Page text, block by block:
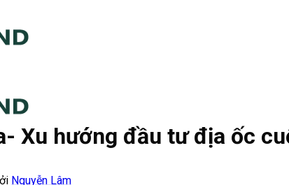
Xu hướng đầu tư địa ốc
Nguyễn Lâm